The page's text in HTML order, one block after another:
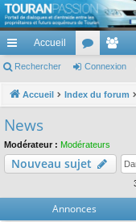
TouranPassion
Le forum des propriétaires ou
cc
ès
pi
de
Accueil
or
u
e
m
Rechercher Connexion
Accueil Index du forum
News
Modérateur : Modérateurs
Nouveau sujet
Annonces